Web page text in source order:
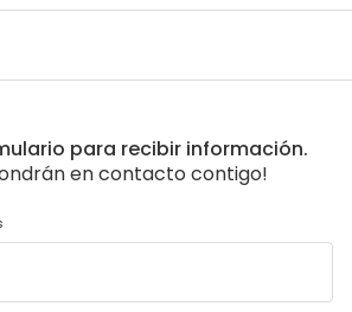
para recibir información.
en contacto contigo!